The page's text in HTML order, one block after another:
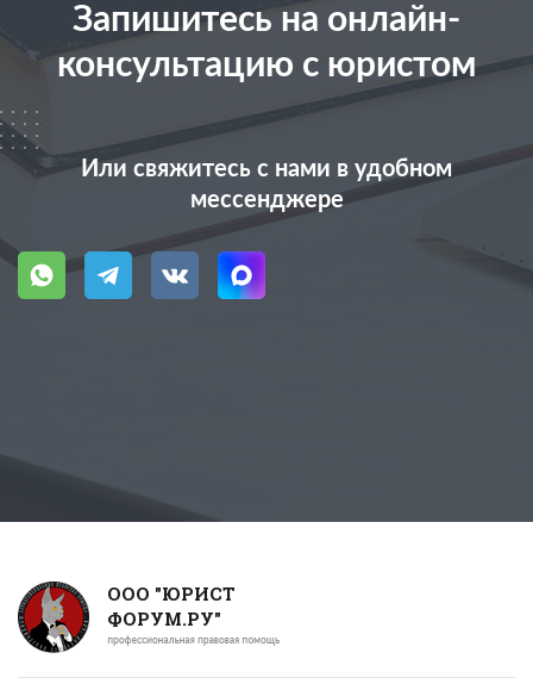
Запишитесь на онлайн-
консультацию с юристом
Или свяжитесь с нами в удобном
мессенджере
ООО "ЮРИСТ
ФОРУМ.РУ"